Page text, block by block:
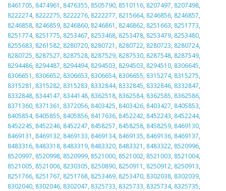
8461705, 8474961 , 8476355, 8505790, 8510116, 8207497, 8207498,
8222274, 8222275, 8222276, 8222277, 8215664, 8246856, 8246857,
8246858, 8246859, 8246860, 8246861 , 8246862, 8251663, 8251773,
8251774, 8251775, 8253467, 8253468, 8253478, 8253479, 8253480,
8255683, 8261582, 8280720, 8280721 , 8280722, 8280723, 8280724,
8280725, 8287527, 8287528, 8287529, 8287530, 8287548, 8287549,
8294486, 8294487, 8294494, 8294503, 8294503, 8294510, 8306645,
8306651 , 8306652, 8306653, 8306654, 8306655, 8315274, 8315275,
8315281 , 8315282, 8315283, 8332844, 8332845, 8332846, 8332847,
8332848, 8344147, 8344148, 8362518, 8362584, 8362585, 8362586,
8371360, 8371361 , 8372056, 8403425, 8403426, 8403427, 8405853,
8405854, 8405855, 8405856, 8417636, 8452242, 8452243, 8452244,
8452245, 8452246, 8452247, 8458257, 8458258, 8458259, 8469130,
8469131 , 8469132, 8469133, 8469134, 8469135, 8469136, 8469137,
8483316, 8483318, 8483319, 8483320, 8483321 , 8483322, 8520996,
8520997, 8520998, 8520999, 8521000, 8521002, 8521003, 8521004,
8521005, 8521006, 8230305, 8250890, 8250911 , 8250912, 8250913,
8251766, 8251767, 8251768, 8253469, 8253470, 8302038, 8302039,
8302040, 8302046, 8302047, 8325733, 8325733, 8325734, 8325735,